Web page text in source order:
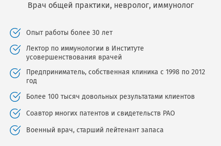
Врач общей практики, невролог, иммунолог
Опыт работы более 30 лет
Лектор по иммунологии в Институте
усовершенствования врачей
Предприниматель, собственная клиника с 1998 по 2012
год
Более 100 тысяч довольных результатами клиентов
Соавтор многих патентов и свидетельств РАО
Военный врач, старший лейтенант запаса